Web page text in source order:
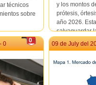
técnicos
sobre
y los montos
prótesis,
año 2026.
salvaguardar
0
- 0 09 de July del